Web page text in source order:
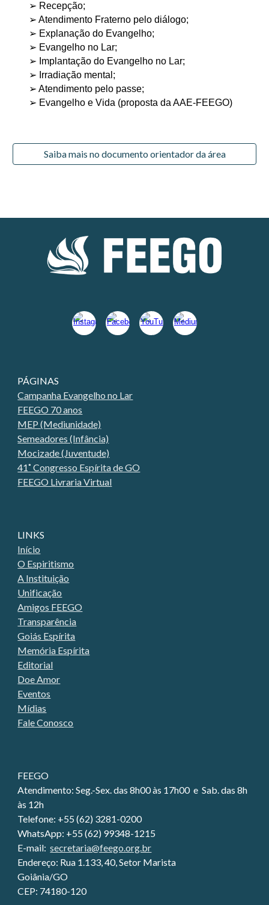
➢ Recepção;
➢ Atendimento Fraterno pelo diálogo;
➢ Explanação do Evangelho;
➢ Evangelho no Lar;
➢ Implantação do Evangelho no Lar;
➢ Irradiação mental;
➢ Atendimento pelo passe;
➢ Evangelho e Vida (proposta da AAE-FEEGO)
Saiba mais no documento orientador da área
PÁGINAS
Campanha Evangelho no Lar
FEEGO 70 anos
MEP (Mediunidade)
Semeadores (Infância)
Mocizade (Juventude)
41˚ Congresso Espírita de GO
FEEGO Livraria Virtual
LINKS
Início
O Espiritismo
A Instituição
Unificação
Amigos FEEGO
Transparência
Goiás Espírita
Memória Espírita
Editorial
Doe Amor
Eventos
Mídias
Fale Conosco
FEEGO
Atendimento:Seg.-Sex. das8h00 às 17h00 e Sab. das 8h
às 12h
Telefone: +55 (62) 3281-0200
WhatsApp: +55 (62) 99348-1215
E-mail:secretaria@feego.org.br
Endereço: Rua 1.133, 40, Setor Marista
Goiânia/GO
CEP: 74180-120